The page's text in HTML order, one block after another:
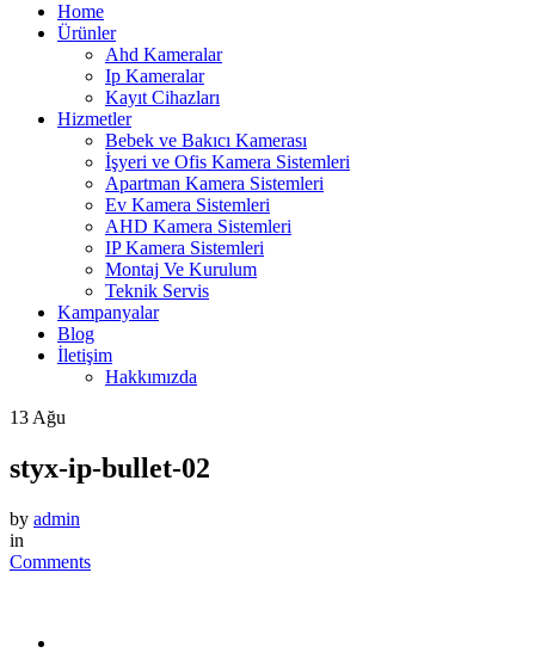
Home
Ürünler
Ahd Kameralar
Ip Kameralar
Kayıt Cihazları
Hizmetler
Bebek ve Bakıcı Kamerası
İşyeri ve Ofis Kamera Sistemleri
Apartman Kamera Sistemleri
Ev Kamera Sistemleri
AHD Kamera Sistemleri
IP Kamera Sistemleri
Montaj Ve Kurulum
Teknik Servis
Kampanyalar
Blog
İletişim
Hakkımızda
13 Ağu
styx-ip-bullet-02
by admin
in
Comments